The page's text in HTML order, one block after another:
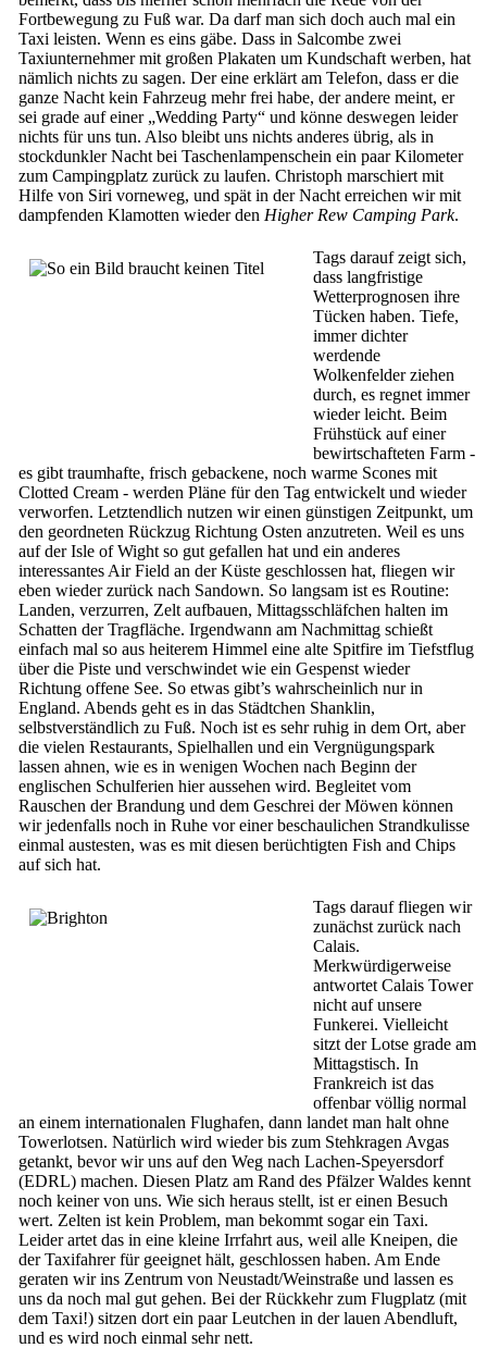
Fortbewegung zu Fuß war. Da darf man sich doch auch mal ein
Taxi leisten. Wenn es eins gäbe. Dass in Salcombe zwei
Taxiunternehmer mit großen Plakaten um Kundschaft werben, hat
nämlich nichts zu sagen. Der eine erklärt am Telefon, dass er die
ganze Nacht kein Fahrzeug mehr frei habe, der andere meint, er
sei grade auf einer „Wedding Party“ und könne deswegen leider
nichts für uns tun. Also bleibt uns nichts anderes übrig, als in
stockdunkler Nacht bei Taschenlampenschein ein paar Kilometer
zum Campingplatz zurück zu laufen. Christoph marschiert mit
Hilfe von Siri vorneweg, und spät in der Nacht erreichen wir mit
dampfenden Klamotten wieder den Higher Rew Camping Park.
Tags darauf zeigt sich,
dass langfristige
Wetterprognosen ihre
Tücken haben. Tiefe,
immer dichter
werdende
Wolkenfelder ziehen
durch, es regnet immer
wieder leicht. Beim
Frühstück auf einer
bewirtschafteten Farm -
es gibt traumhafte, frisch gebackene, noch warme Scones mit
Clotted Cream - werden Pläne für den Tag entwickelt und wieder
verworfen. Letztendlich nutzen wir einen günstigen Zeitpunkt, um
den geordneten Rückzug Richtung Osten anzutreten. Weil es uns
auf der Isle of Wight so gut gefallen hat und ein anderes
interessantes Air Field an der Küste geschlossen hat, fliegen wir
eben wieder zurück nach Sandown. So langsam ist es Routine:
Landen, verzurren, Zelt aufbauen, Mittagsschläfchen halten im
Schatten der Tragfläche. Irgendwann am Nachmittag schießt
einfach mal so aus heiterem Himmel eine alte Spitfire im Tiefstflug
über die Piste und verschwindet wie ein Gespenst wieder
Richtung offene See. So etwas gibt’s wahrscheinlich nur in
England. Abends geht es in das Städtchen Shanklin,
selbstverständlich zu Fuß. Noch ist es sehr ruhig in dem Ort, aber
die vielen Restaurants, Spielhallen und ein Vergnügungspark
lassen ahnen, wie es in wenigen Wochen nach Beginn der
englischen Schulferien hier aussehen wird. Begleitet vom
Rauschen der Brandung und dem Geschrei der Möwen können
wir jedenfalls noch in Ruhe vor einer beschaulichen Strandkulisse
einmal austesten, was es mit diesen berüchtigten Fish and Chips
auf sich hat.
Tags darauf fliegen wir
zunächst zurück nach
Calais.
Merkwürdigerweise
antwortet Calais Tower
nicht auf unsere
Funkerei. Vielleicht
sitzt der Lotse grade am
Mittagstisch. In
Frankreich ist das
offenbar völlig normal
an einem internationalen Flughafen, dann landet man halt ohne
Towerlotsen. Natürlich wird wieder bis zum Stehkragen Avgas
getankt, bevor wir uns auf den Weg nach Lachen-Speyersdorf
(EDRL) machen. Diesen Platz am Rand des Pfälzer Waldes kennt
noch keiner von uns. Wie sich heraus stellt, ist er einen Besuch
wert. Zelten ist kein Problem, man bekommt sogar ein Taxi.
Leider artet das in eine kleine Irrfahrt aus, weil alle Kneipen, die
der Taxifahrer für geeignet hält, geschlossen haben. Am Ende
geraten wir ins Zentrum von Neustadt/Weinstraße und lassen es
uns da noch mal gut gehen. Bei der Rückkehr zum Flugplatz (mit
dem Taxi!) sitzen dort ein paar Leutchen in der lauen Abendluft,
und es wird noch einmal sehr nett.